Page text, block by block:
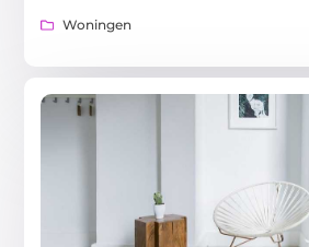
Woningen